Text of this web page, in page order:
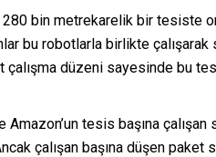
280 bin metrekarelik bir tesiste
bu robotlarla birlikte çalışarak
çalışma düzeni sayesinde bu
tesis başına
çalışan başına düşen paket